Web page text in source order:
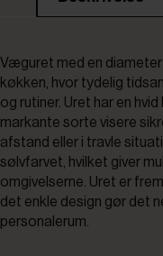
Væguret med en
køkken, hvor tydelig
og rutiner. Uret har en
markante sorte visere
afstand eller i travle
sølvfarvet, hvilket giver
omgivelserne. Uret er
det enkle design gør det
personalerum.